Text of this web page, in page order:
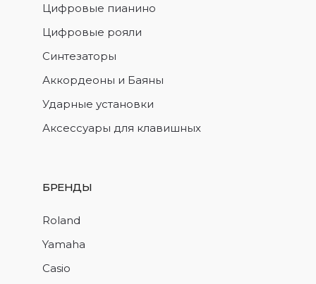
Цифровые пианино
Цифровые рояли
Синтезаторы
Аккордеоны и Баяны
Ударные установки
Аксессуары для клавишных
БРЕНДЫ
Roland
Yamaha
Casio